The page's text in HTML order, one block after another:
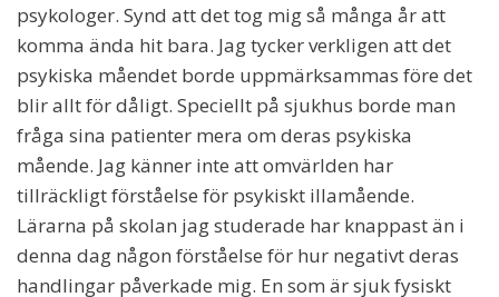
psykologer. Synd att det tog mig så många år att
komma ända hit bara. Jag tycker verkligen att det
psykiska måendet borde uppmärksammas före det
blir allt för dåligt. Speciellt på sjukhus borde man
fråga sina patienter mera om deras psykiska
mående. Jag känner inte att omvärlden har
tillräckligt förståelse för psykiskt illamående.
Lärarna på skolan jag studerade har knappast än i
denna dag någon förståelse för hur negativt deras
handlingar påverkade mig. En som är sjuk fysiskt